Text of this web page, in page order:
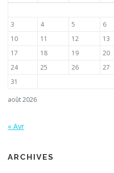
août 2026
3
4 5 6
10
11 12 13
17
18 19 20
24
25 26 27
31
« Avr
ARCHIVES